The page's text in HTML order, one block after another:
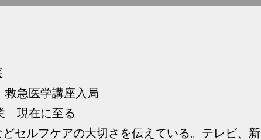
急医学講座入局
現在に至る
セルフケアの大切さを伝えている。テレビ、新